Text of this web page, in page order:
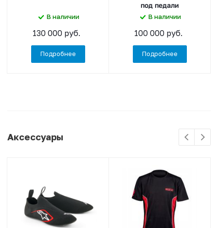
В наличии
130 000 руб.
Подробнее
под педали
В наличии
100 000 руб.
Подробнее
Аксессуары